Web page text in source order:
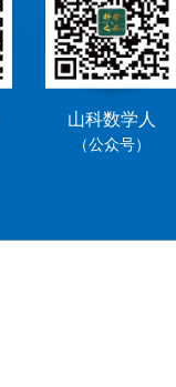
山科数学人
（公众号）